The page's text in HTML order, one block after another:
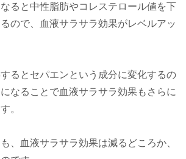
ると中性脂肪やコレステロール値を下
ので、血液サラサラ効果がレベルアッ
るとセパエンという成分に変化するの
なることで血液サラサラ効果もさらに
。
、血液サラサラ効果は減るどころか、